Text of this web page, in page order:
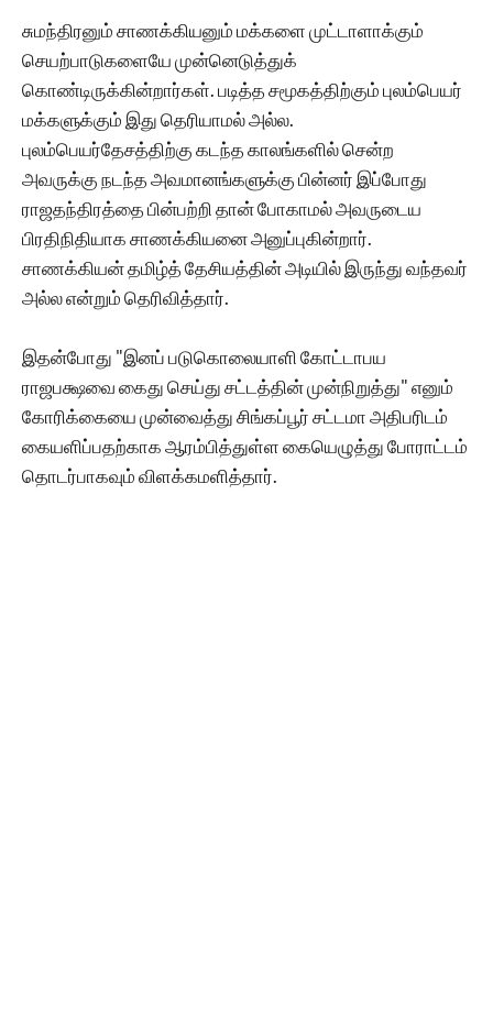
சுமந்திரனும் சாணக்கியனும் மக்களை முட்டாளாக்கும்
செயற்பாடுகளையே முன்னெடுத்துக்
கொண்டிருக்கின்றார்கள். படித்த சமூகத்திற்கும் புலம்பெயர்
மக்களுக்கும் இது தெரியாமல் அல்ல.
புலம்பெயர்தேசத்திற்கு கடந்த காலங்களில் சென்ற
அவருக்கு நடந்த அவமானங்களுக்கு பின்னர் இப்போது
ராஜதந்திரத்தை பின்பற்றி தான் போகாமல் அவருடைய
பிரதிநிதியாக சாணக்கியனை அனுப்புகின்றார்.
சாணக்கியன் தமிழ்த் தேசியத்தின் அடியில் இருந்து வந்தவர்
அல்ல என்றும் தெரிவித்தார்.
இதன்போது "இனப் படுகொலையாளி கோட்டாபய
ராஜபக்ஷவை கைது செய்து சட்டத்தின் முன்நிறுத்து" எனும்
கோரிக்கையை முன்வைத்து சிங்கப்பூர் சட்டமா அதிபரிடம்
கையளிப்பதற்காக ஆரம்பித்துள்ள கையெழுத்து போராட்டம்
தொடர்பாகவும் விளக்கமளித்தார்.